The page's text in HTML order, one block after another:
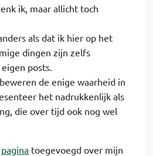
ik, maar allicht toch
als dat ik hier op het
dingen zijn zelfs
posts.
de enige waarheid in
het nadrukkenlijk als
die over tijd ook nog wel
pagina toegevoegd over mijn